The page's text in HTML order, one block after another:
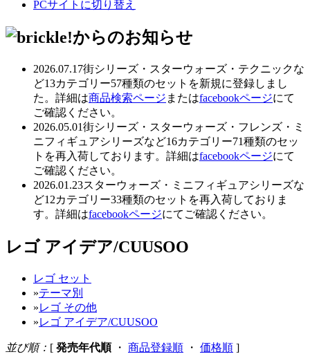
PCサイトに切り替え
2026.07.17街シリーズ・スターウォーズ・テクニックな
ど13カテゴリー57種類のセットを新規に登録しまし
た。詳細は商品検索ページ またはfacebookページにて
ご確認ください。
2026.05.01街シリーズ・スターウォーズ・フレンズ・ミ
ニフィギュアシリーズなど16カテゴリー71種類のセッ
トを再入荷しております。詳細はfacebookページにて
ご確認ください。
2026.01.23スターウォーズ・ミニフィギュアシリーズな
ど12カテゴリー33種類のセットを再入荷しておりま
す。詳細はfacebookページにてご確認ください。
レゴ アイデア/CUUSOO
レゴ セット
»テーマ別
»レゴ その他
»レゴ アイデア/CUUSOO
並び順： [ 発売年代順・ 商品登録順 ・ 価格順 ]